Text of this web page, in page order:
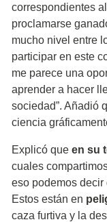
correspondientes
proclamarse
mucho nivel entre
participar en este
me parece una
aprender a hacer
sociedad”. Añadió
ciencia
Explicó que en su
cuales
eso podemos decir
Estos están en
caza furtiva y la